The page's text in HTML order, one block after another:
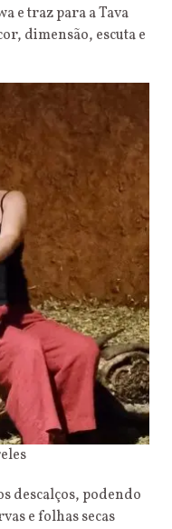
e traz para a Tava
dimensão, escuta e
descalços, podendo
e folhas secas